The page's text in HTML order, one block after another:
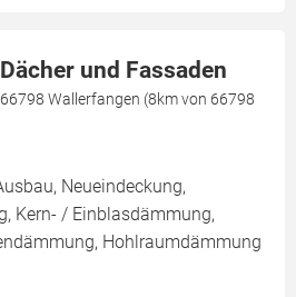
und Fassaden
Wallerfangen (8km von 66798
Neueindeckung,
Kern- / Einblasdämmung,
Hohlraumdämmung